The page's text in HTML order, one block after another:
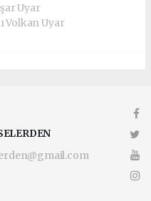
Uyar
Volkan Uyar